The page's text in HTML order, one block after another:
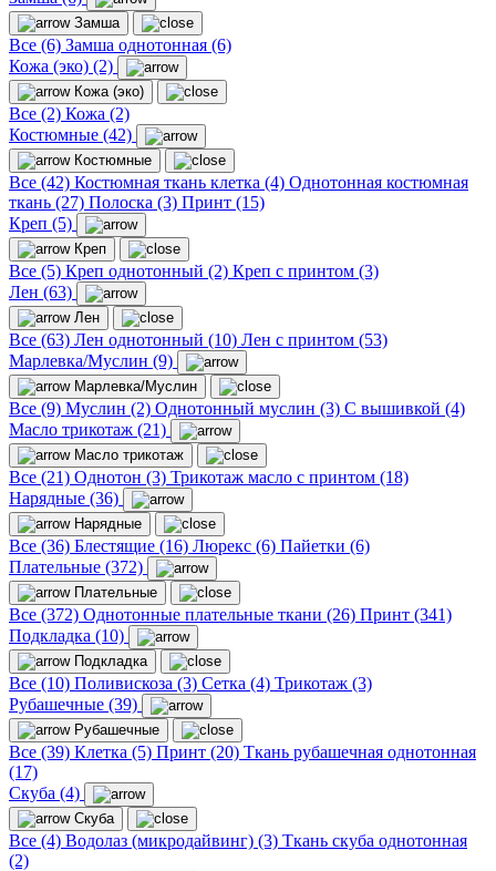
Замша
Все (6) Замша однотонная (6)
Кожа (эко) (2)
Кожа (эко)
Все (2) Кожа (2)
Костюмные (42)
Костюмные
Все (42) Костюмная ткань клетка (4) Однотонная костюмная
ткань (27) Полоска (3) Принт (15)
Креп (5)
Креп
Все (5) Креп однотонный (2) Креп с принтом (3)
Лен (63)
Лен
Все (63) Лен однотонный (10) Лен с принтом (53)
Марлевка/Муслин (9)
Марлевка/Муслин
Все (9) Муслин (2) Однотонный муслин (3) С вышивкой (4)
Масло трикотаж (21)
Масло трикотаж
Все (21) Однотон (3) Трикотаж масло с принтом (18)
Нарядные (36)
Нарядные
Все (36) Блестящие (16) Люрекс (6) Пайетки (6)
Плательные (372)
Плательные
Все (372) Однотонные плательные ткани (26) Принт (341)
Подкладка (10)
Подкладка
Все (10) Поливискоза (3) Сетка (4) Трикотаж (3)
Рубашечные (39)
Рубашечные
Все (39) Клетка (5) Принт (20) Ткань рубашечная однотонная
(17)
Скуба (4)
Скуба
Все (4) Водолаз (микродайвинг) (3) Ткань скуба однотонная
(2)